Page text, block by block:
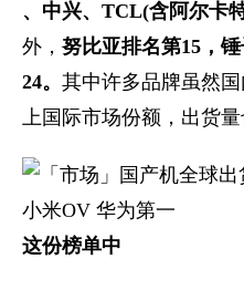
、中兴、TCL(含阿尔卡
外，努比亚排名第15，
24。 其中许多品牌虽然
上国际市场份额，出货量
这份榜单中